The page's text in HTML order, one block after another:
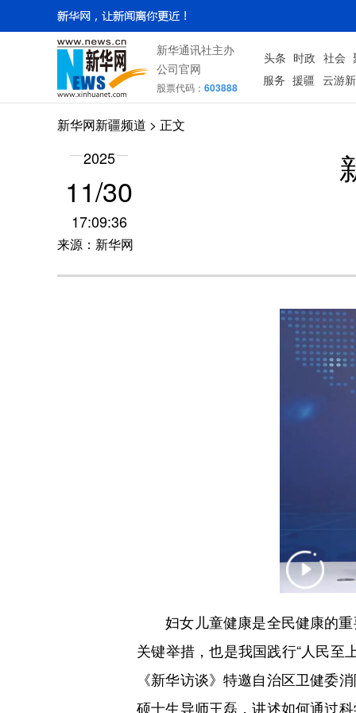
新华通讯社主办
公司官网
股票代码： 603888
头条 时政 社会
服务 援疆 云游
新华网新疆频道 > 正文
2025
11/30
17:09:36
来源：新华网
妇女儿童健康是全民健康的重
关键举措，也是我国践行“人民至
《新华访谈》特邀自治区卫健委
硕士生导师王磊，讲述如何通过